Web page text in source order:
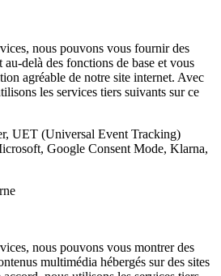
nous pouvons vous fournir des
delà des fonctions de base et vous
agréable de notre site internet. Avec
les services tiers suivants sur ce
UET (Universal Event Tracking)
Google Consent Mode, Klarna,
nous pouvons vous montrer des
multimédia hébergés sur des sites